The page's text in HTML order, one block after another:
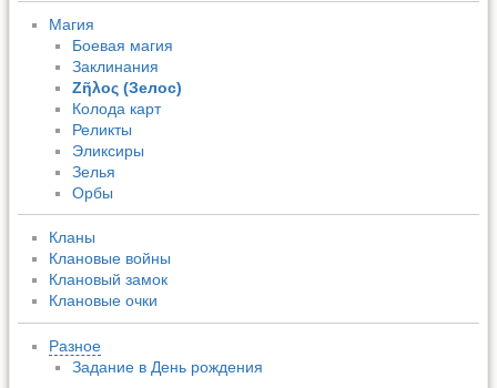
Магия
Боевая магия
Заклинания
Ζῆλος (Зелос)
Колода карт
Реликты
Эликсиры
Зелья
Орбы
Кланы
Клановые войны
Клановый замок
Клановые очки
Разное
Задание в День рождения